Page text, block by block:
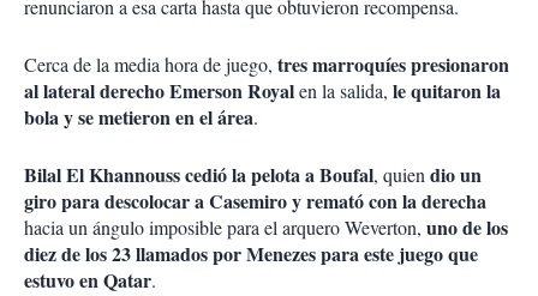
renunciaron a esa carta hasta que obtuvieron recompensa.
Cerca de la media hora de juego, tres marroquíes presionaron
al lateral derecho Emerson Royalen la salida, le quitaron la
bola y se metieron en el área.
Bilal El Khannouss cedió la pelota a Boufal, quiendio un
giro para descolocar a Casemiro y remató con la derecha
hacia un ángulo imposible para el arquero Weverton, uno de los
diez de los 23 llamados por Menezes para este juego que
estuvo en Qatar.